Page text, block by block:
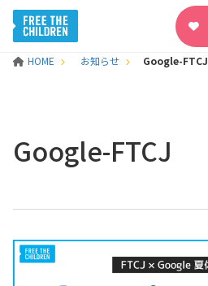
HOME お知らせ Google-FTCJ
Google-FTCJ